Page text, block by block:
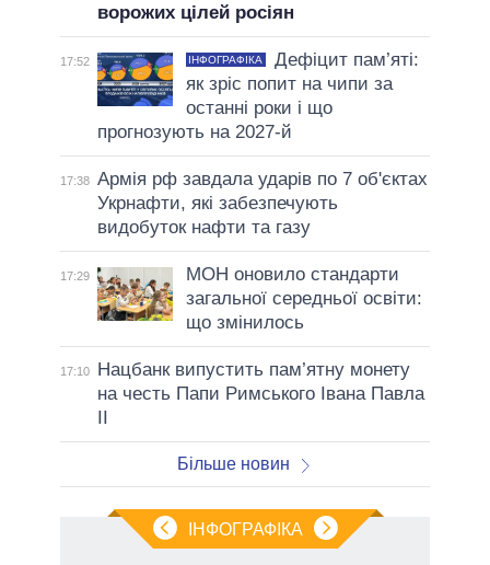
ворожих цілей росіян
17:52 ІНФОГРАФІКА
Дефіцит пам’яті:
як зріс попит на чипи за
останні роки і що
прогнозують на 2027-й
17:38 Армія рф завдала ударів по 7 об'єктах
Укрнафти, які забезпечують
видобуток нафти та газу
17:29
МОН оновило стандарти
загальної середньої освіти:
що змінилось
17:10
Нацбанк випустить пам’ятну монету
на честь Папи Римського Івана Павла
II
Більше новин
ІНФОГРАФІКА